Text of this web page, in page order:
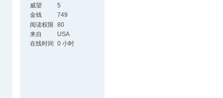
威望
5
金钱
749
阅读权限 80
来自
USA
在线时间
0 小时